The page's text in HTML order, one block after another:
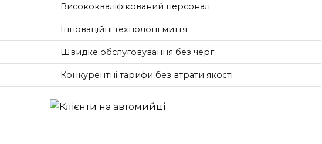
Висококваліфікований персонал
Інноваційні технології миття
Швидке обслуговування без черг
Конкурентні тарифи без втрати якості